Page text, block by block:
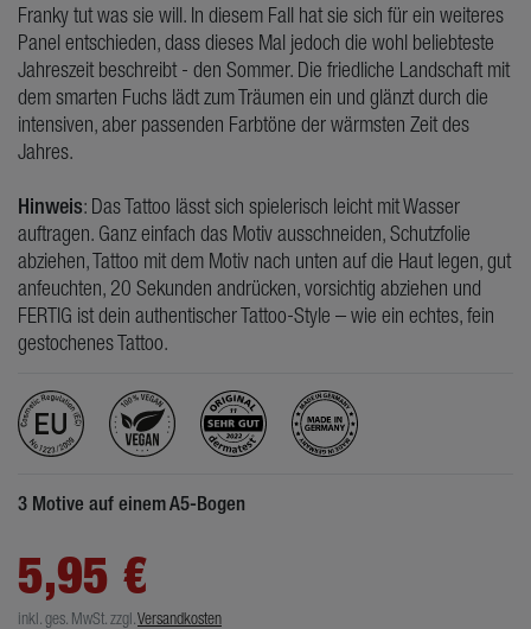
Franky tut was sie will. In diesem Fall hat sie sich für ein weiteres
Panel entschieden, dass dieses Mal jedoch die wohl beliebteste
Jahreszeit beschreibt - den Sommer. Die friedliche Landschaft mit
dem smarten Fuchs lädt zum Träumen ein und glänzt durch die
intensiven, aber passenden Farbtöne der wärmsten Zeit des
Jahres.
Hinweis: Das Tattoo lässt sich spielerisch leicht mit Wasser
auftragen. Ganz einfach das Motiv ausschneiden, Schutzfolie
abziehen, Tattoo mit dem Motiv nach unten auf die Haut legen, gut
anfeuchten, 20 Sekunden andrücken, vorsichtig abziehen und
FERTIG ist dein authentischer Tattoo-Style – wie ein echtes, fein
gestochenes Tattoo.
3 Motive auf einem A5-Bogen
5,95 €
inkl. ges. MwSt.zzgl.Versandkosten